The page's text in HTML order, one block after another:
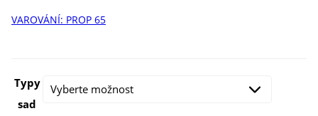
VAROVÁNÍ: PROP 65
Typy
sad